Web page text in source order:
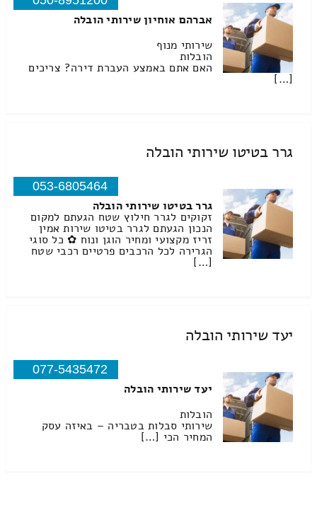
אברהם אוחיון שירותי הובלה
שירותי מנוף
הובלות
האם אתם באמצע העברת דירה? צריכים
[…]
גרר בטיטו שירותי הובלה
053-6805464
גרר בטיטו שירותי הובלה
זקוקים לגרר חילוץ שטח הגעתם למקום
הנכון הגעתם לגרר בטיטו שירות אמין
זריז מקצועי ומחיר הוגן ונוח ✿ כל סוגי
הגרירה לכל הרכבים פרטיים רכבי שטח
[…]
יעד שירותי הובלה
077-5435472
יעד שירותי הובלה
הובלות
שירותי סבלות בטבריה – באיזה עסק
המחיר הכי […]